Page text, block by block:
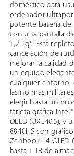
doméstico para
ordenador
potente batería de
con una pantalla
1,2 kg*. Está
cancelación de
mejorar la calidad
un equipo
cualquier entorno,
las normas
elegir hasta un
tarjeta gráfica
OLED (UX3405), y
8840HS con
Zenbook 14 OLED
hasta 1 TB de